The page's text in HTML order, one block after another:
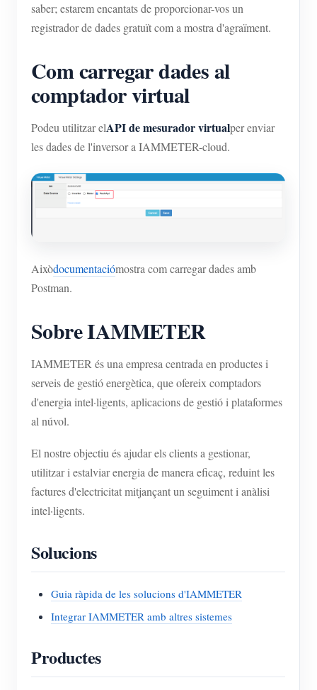
saber; estarem encantats de proporcionar-vos un
registrador de dades gratuït com a mostra d'agraïment.
Com carregar dades al
comptador virtual
Podeu utilitzar elAPI de mesurador virtualper enviar
les dades de l'inversor a IAMMETER-cloud.
Aixòdocumentaciómostra com carregar dades amb
Postman.
Sobre IAMMETER
IAMMETER és una empresa centrada en productes i
serveis de gestió energètica, que ofereix comptadors
d'energia intel·ligents, aplicacions de gestió i plataformes
al núvol.
El nostre objectiu és ajudar els clients a gestionar,
utilitzar i estalviar energia de manera eficaç, reduint les
factures d'electricitat mitjançant un seguiment i anàlisi
intel·ligents.
Solucions
Guia ràpida de les solucions d'IAMMETER
Integrar IAMMETER amb altres sistemes
Productes